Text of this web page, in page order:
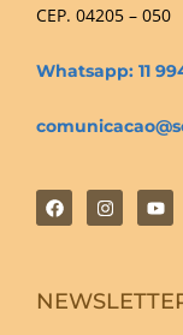
CEP. 04205 – 050
Whatsapp: 11